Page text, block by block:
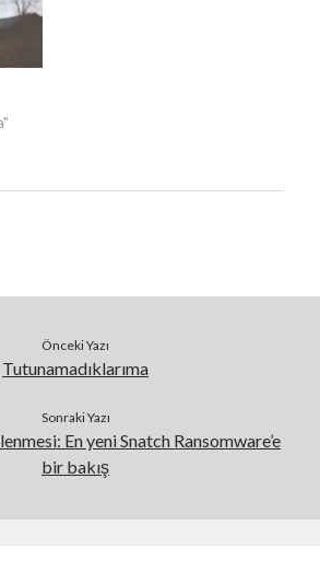
Önceki Yazı
Tutunamadıklarıma
Sonraki Yazı
En yeni Snatch Ransomware’e
bir bakış